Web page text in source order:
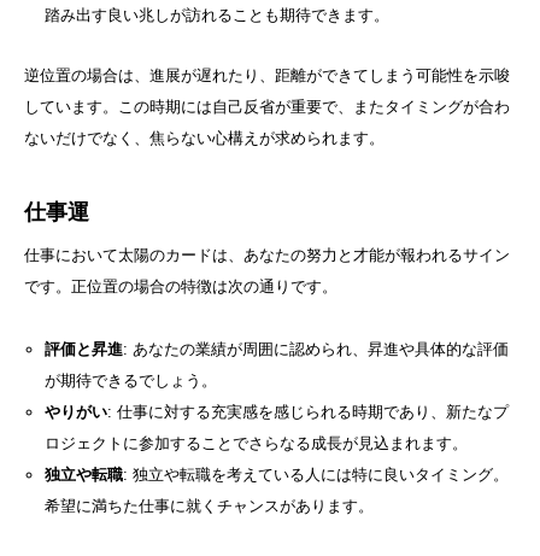
踏み出す良い兆しが訪れることも期待できます。
逆位置の場合は、進展が遅れたり、距離ができてしまう可能性を示唆
しています。この時期には自己反省が重要で、またタイミングが合わ
ないだけでなく、焦らない心構えが求められます。
仕事運
仕事において太陽のカードは、あなたの努力と才能が報われるサイン
です。正位置の場合の特徴は次の通りです。
評価と昇進: あなたの業績が周囲に認められ、昇進や具体的な評価
が期待できるでしょう。
やりがい: 仕事に対する充実感を感じられる時期であり、新たなプ
ロジェクトに参加することでさらなる成長が見込まれます。
独立や転職: 独立や転職を考えている人には特に良いタイミング。
希望に満ちた仕事に就くチャンスがあります。